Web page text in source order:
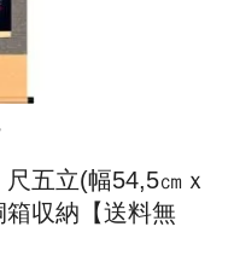
五立(幅54,5㎝ｘ
収納【送料無